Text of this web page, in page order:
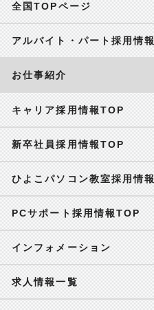
全国TOPページ
アルバイト・パート採用情
お仕事紹介
キャリア採用情報TOP
新卒社員採用情報TOP
ひよこパソコン教室採用情
PCサポート採用情報TOP
インフォメーション
求人情報一覧